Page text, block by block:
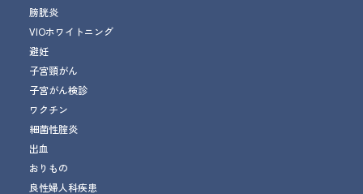
膀胱炎
VIOホワイトニング
避妊
子宮頸がん
子宮がん検診
ワクチン
細菌性腟炎
出血
おりもの
良性婦人科疾患